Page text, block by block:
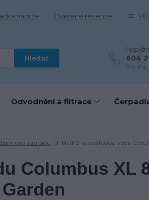
nádrže Ověřené recenze
Hledat 604
Po-Pá:
Odvodnění a filtrace
pro zahradu Nádrž na dešťovou vodu
Columbus XL
Garden